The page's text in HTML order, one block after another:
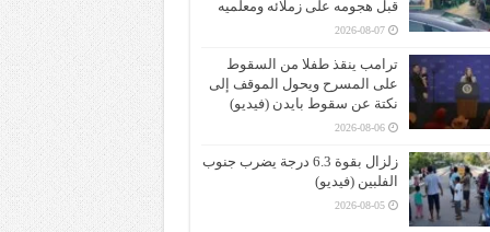
قبل هجومه على زملائه ومعلميه
2026-08-07
ترامب ينقذ طفلا من السقوط
على المسرح ويحول الموقف إلى
نكتة عن سقوط بايدن (فيديو)
2026-08-06
زلزال بقوة 6.3 درجة يضرب جنوب
الفلبين (فيديو)
2026-08-05